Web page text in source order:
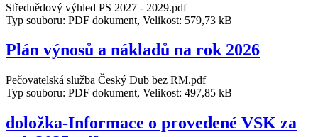
Střednědový výhled PS 2027 - 2029.pdf
Typ souboru: PDF dokument, Velikost: 579,73 kB
Plán výnosů a nákladů na rok 2026
Pečovatelská služba Český Dub bez RM.pdf
Typ souboru: PDF dokument, Velikost: 497,85 kB
doložka-Informace o provedené VSK za